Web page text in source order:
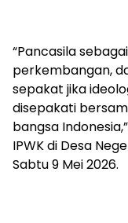
“Pancasila
perkembangan,
sepakat jika
disepakati
bangsa
IPWK di Desa
Sabtu 9 Mei 2026.